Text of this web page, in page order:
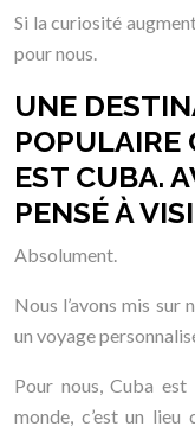
Si la curiosité
pour nous.
UNE
POPULAIRE
EST CUBA.
PENSÉ À
Absolument.
Nous l’avons mis
un voyage
Pour nous, Cuba est
monde, c’est un lieu